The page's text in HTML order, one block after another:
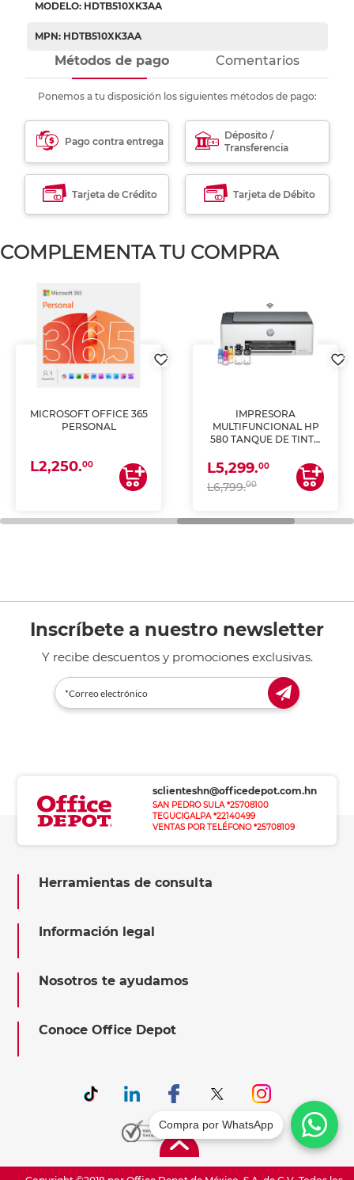
MODELO: HDTB510XK3AA
MPN: HDTB510XK3AA
Métodos de pago Comentarios
Ponemos a tu disposición los siguientes métodos de pago:
Pago contra entrega
Déposito /
Transferencia
Tarjeta de Crédito Tarjeta de Débito
COMPLEMENTA TU COMPRA
MICROSOFT OFFICE 365
PERSONAL
L2,250.00
IMPRESORA
MULTIFUNCIONAL HP
580 TANQUE DE TINTA
ESCANEA)
L5,299.00
L6,799.00
Inscríbete a nuestro newsletter
Y recibe descuentos y promociones exclusivas.
sclienteshn@officedepot.com.hn
SAN PEDRO SULA *25708100
TEGUCIGALPA *22140499
VENTAS POR TELÉFONO *25708109
Herramientas de consulta
Información legal
Nosotros te ayudamos
Conoce Office Depot
Compra por WhatsApp